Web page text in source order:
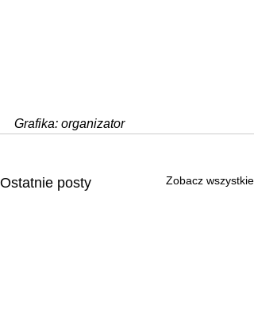
Grafika: organizator
Ostatnie posty Zobacz wszystkie